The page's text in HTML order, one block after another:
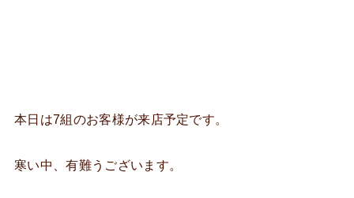
本日は7組のお客様が来店予定です。
寒い中、有難うございます。